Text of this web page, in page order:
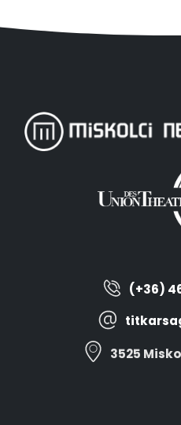
(+36)
3525